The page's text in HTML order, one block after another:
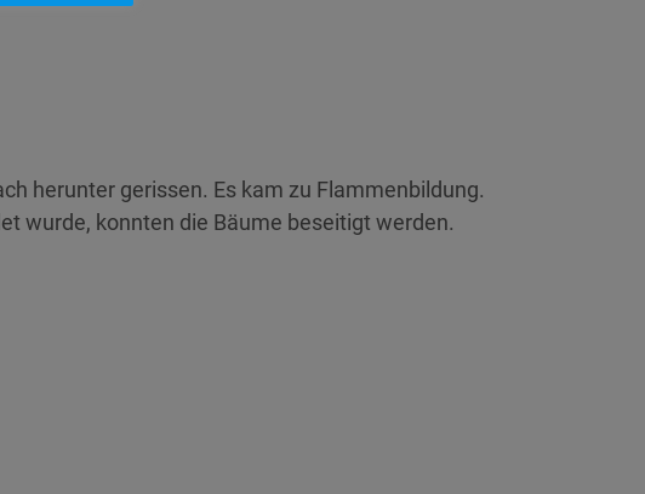
herunter gerissen. Es kam zu Flammenbildung.
wurde, konnten die Bäume beseitigt werden.